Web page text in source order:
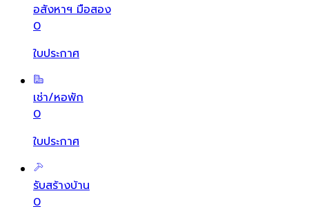
อสังหาฯ มือสอง
0
ใบประกาศ
เช่า/หอพัก
0
ใบประกาศ
รับสร้างบ้าน
0